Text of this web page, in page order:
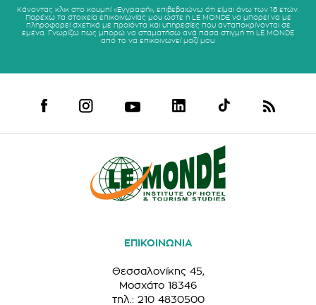
Κάνοντας κλικ στο κουμπί «Εγγραφή», επιβεβαιώνω ότι είμαι άνω των 18 ετών.
Παρέχω τα στοιχεία επικοινωνίας μου ώστε η LE MONDE να μπορεί να με
πληροφορεί σχετικά με προϊόντα και υπηρεσίες που ανταποκρίνονται σε
εμένα. Γνωρίζω πως μπορώ να σταματήσω ανά πάσα στιγμή τη LE MONDE
από το να επικοινωνεί μαζί μου.
ΕΠΙΚΟΙΝΩΝΙΑ
Θεσσαλονίκης 45,
Μοσχάτο 18346
τηλ.: 210 4830500